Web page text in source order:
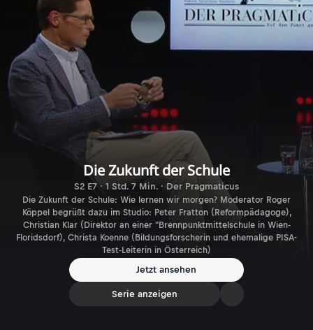
Die Zukunft der Schule
S2 E7 · 1 Std. 7 Min. · Der Pragmaticus
Die Zukunft der Schule: Wie lernen wir morgen? Moderator Roger
Köppel begrüßt dazu im Studio: Peter Fratton (Reformpädagoge),
Christian Klar (Direktor an einer "Brennpunktmittelschule in Wien-
Floridsdorf), Christa Koenne (Bildungsforscherin und ehemalige PISA-
Test-Leiterin in Österreich)
Jetzt ansehen
Serie anzeigen